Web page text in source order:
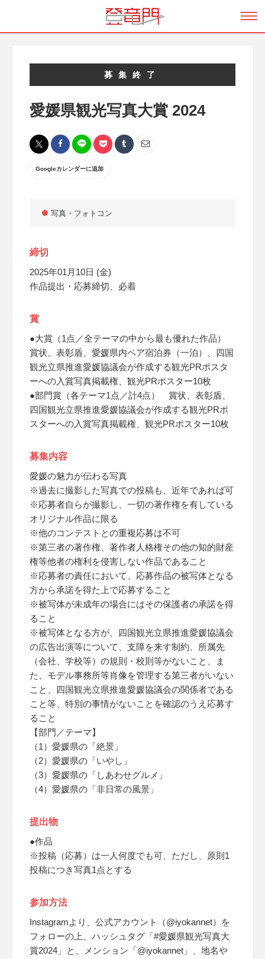
募集終了
愛媛県観光写真大賞 2024
Googleカレンダーに追加
写真・フォトコン
締切
2025年01月10日 (金)
作品提出・応募締切、必着
賞
●大賞（1点／全テーマの中から最も優れた作品）
賞状、表彰盾、愛媛県内ペア宿泊券（一泊）、四国
観光立県推進愛媛協議会が作成する観光PRポスタ
ーへの入賞写真掲載権、観光PRポスター10枚
●部門賞（各テーマ1点／計4点） 賞状、表彰盾、
四国観光立県推進愛媛協議会が作成する観光PRポ
スターへの入賞写真掲載権、観光PRポスター10枚
募集内容
愛媛の魅力が伝わる写真
※過去に撮影した写真での投稿も、近年であれば可
※応募者自らが撮影し、一切の著作権を有している
オリジナル作品に限る
※他のコンテストとの重複応募は不可
※第三者の著作権、著作者人格権その他の知的財産
権等他者の権利を侵害しない作品であること
※応募者の責任において、応募作品の被写体となる
方から承諾を得た上で応募すること
※被写体が未成年の場合にはその保護者の承諾を得
ること
※被写体となる方が、四国観光立県推進愛媛協議会
の広告出演等について、支障を来す制約、所属先
（会社、学校等）の規則・校則等がないこと、ま
た、モデル事務所等肖像を管理する第三者がいない
こと、四国観光立県推進愛媛協議会の関係者である
こと等、特別の事情がないことを確認のうえ応募す
ること
【部門／テーマ】
（1）愛媛県の「絶景」
（2）愛媛県の「いやし」
（3）愛媛県の「しあわせグルメ」
（4）愛媛県の「非日常の風景」
提出物
●作品
※投稿（応募）は一人何度でも可、ただし、原則1
投稿につき写真1点とする
参加方法
Instagramより、公式アカウント（@iyokannet）を
フォローの上、ハッシュタグ「#愛媛県観光写真大
賞2024」と、メンション「@iyokannet」、地名や